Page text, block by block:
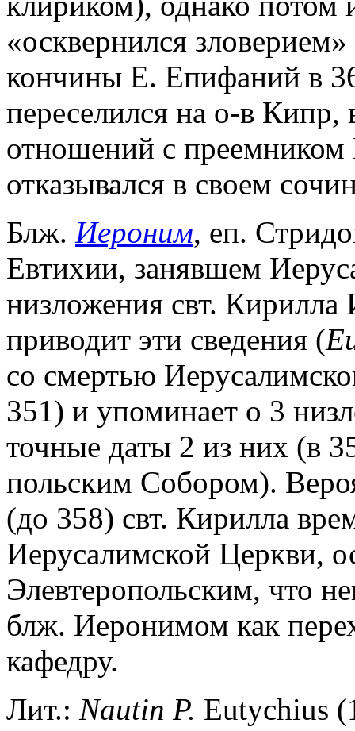
«осквернился
кончины Е. Епифаний в
переселился на о-в
отношений с
отказывался в своем
Блж. Иероним, еп.
Евтихии, занявшем
низложения свт.
приводит эти сведения (
со смертью
351) и упоминает о 3
точные даты 2 из них (в
польским Собором).
(до 358) свт. Кирилла
Иерусалимской Церкви,
Элевтеропольским, что
блж. Иеронимом как
кафедру.
Лит.: Nautin P. Eutychius